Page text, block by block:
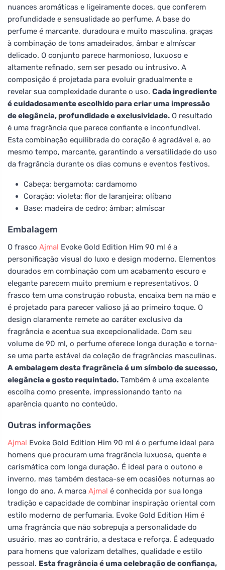
nuances aromáticas e ligeiramente doces, que conferem
profundidade e sensualidade ao perfume. A base do
perfume é marcante, duradoura e muito masculina, graças
à combinação de tons amadeirados, âmbar e almíscar
delicado. O conjunto parece harmonioso, luxuoso e
altamente refinado, sem ser pesado ou intrusivo. A
composição é projetada para evoluir gradualmente e
revelar sua complexidade durante o uso. Cada ingrediente
é cuidadosamente escolhido para criar uma impressão
de elegância, profundidade e exclusividade. O resultado
é uma fragrância que parece confiante e inconfundível.
Esta combinação equilibrada do coração é agradável e, ao
mesmo tempo, marcante, garantindo a versatilidade do uso
da fragrância durante os dias comuns e eventos festivos.
Cabeça: bergamota; cardamomo
Coração: violeta; flor de laranjeira; olíbano
Base: madeira de cedro; âmbar; almíscar
Embalagem
O frasco Ajmal Evoke Gold Edition Him 90 ml é a
personificação visual do luxo e design moderno. Elementos
dourados em combinação com um acabamento escuro e
elegante parecem muito premium e representativos. O
frasco tem uma construção robusta, encaixa bem na mão e
é projetado para parecer valioso já ao primeiro toque. O
design claramente remete ao caráter exclusivo da
fragrância e acentua sua excepcionalidade. Com seu
volume de 90 ml, o perfume oferece longa duração e torna-
se uma parte estável da coleção de fragrâncias masculinas.
A embalagem desta fragrância é um símbolo de sucesso,
elegância e gosto requintado. Também é uma excelente
escolha como presente, impressionando tanto na
aparência quanto no conteúdo.
Outras informações
Ajmal Evoke Gold Edition Him 90 ml é o perfume ideal para
homens que procuram uma fragrância luxuosa, quente e
carismática com longa duração. É ideal para o outono e
inverno, mas também destaca-se em ocasiões noturnas ao
longo do ano. A marca Ajmal é conhecida por sua longa
tradição e capacidade de combinar inspiração oriental com
estilo moderno de perfumaria. Evoke Gold Edition Him é
uma fragrância que não sobrepuja a personalidade do
usuário, mas ao contrário, a destaca e reforça. É adequado
para homens que valorizam detalhes, qualidade e estilo
pessoal. Esta fragrância é uma celebração de confiança,